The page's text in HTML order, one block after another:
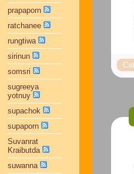
prapaporn
ratchanee
rungtiwa
sirinun
somsri
sugreeya
yotnuy
supachok
supaporn
Suvanrat
Kraibutda
suwanna